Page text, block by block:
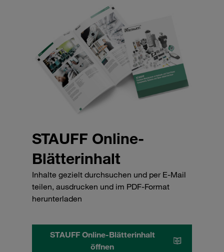
STAUFF Online-
Blätterinhalt
Inhalte gezielt durchsuchen und per E-Mail
teilen, ausdrucken und im PDF-Format
herunterladen
STAUFF Online-Blätterinhalt
öffnen